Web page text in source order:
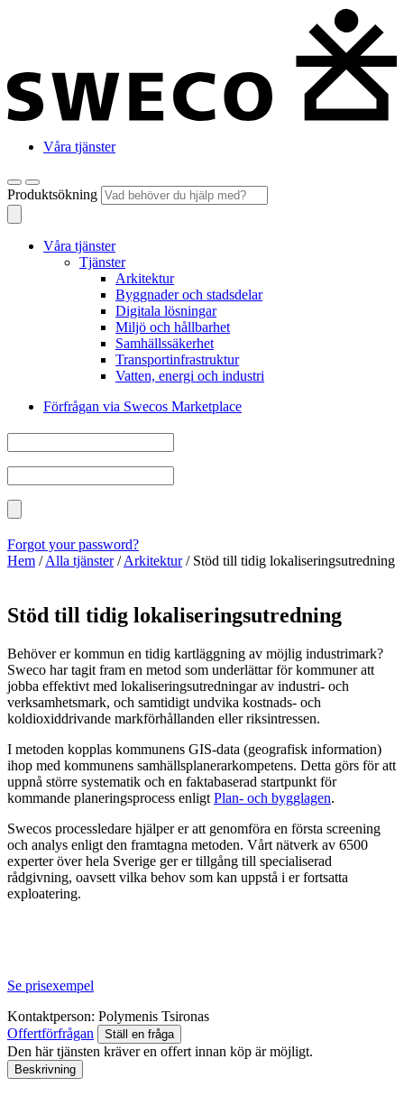
Våra tjänster
Produktsökning
Våra tjänster
Tjänster
Arkitektur
Byggnader och stadsdelar
Digitala lösningar
Miljö och hållbarhet
Samhällssäkerhet
Transportinfrastruktur
Vatten, energi och industri
Förfrågan via Swecos Marketplace
Forgot your password?
Hem /Alla tjänster/Arkitektur/ Stöd till tidig lokaliseringsutredning
Stöd till tidig lokaliseringsutredning
Behöver er kommun en tidig kartläggning av möjlig industrimark?
Sweco har tagit fram en metod som underlättar för kommuner att
jobba effektivt med lokaliseringsutredningar av industri- och
verksamhetsmark, och samtidigt undvika kostnads- och
koldioxiddrivande markförhållanden eller riksintressen.
I metoden kopplas kommunens GIS-data (geografisk information)
ihop med kommunens samhällsplanerarkompetens. Detta görs för att
uppnå större systematik och en faktabaserad startpunkt för
kommande planeringsprocess enligt Plan- och bygglagen.
Swecos processledare hjälper er att genomföra en första screening
och analys enligt den framtagna metoden. Vårt nätverk av 6500
experter över hela Sverige ger er tillgång till specialiserad
rådgivning, oavsett vilka behov som kan uppstå i er fortsatta
exploatering.
Se prisexempel
Kontaktperson: Polymenis Tsironas
Offertförfrågan
Ställ en fråga
Den här tjänsten kräver en offert innan köp är möjligt.
Beskrivning